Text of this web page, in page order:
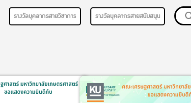
รางวัลบุคลากรสายวิชาการ รางวัลบุคลากรสายสนับสนุน